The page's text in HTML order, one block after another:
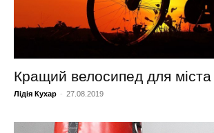
Кращий велосипед для міста
Лідія Кухар - 27.08.2019